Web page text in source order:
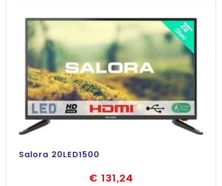
Salora 20LED1500
€ 131,24